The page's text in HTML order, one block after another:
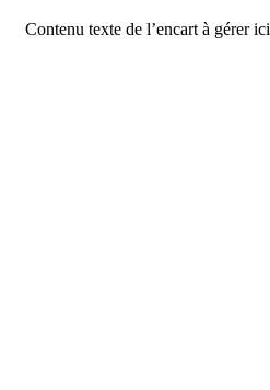
Contenu texte de l’encart à gérer ici